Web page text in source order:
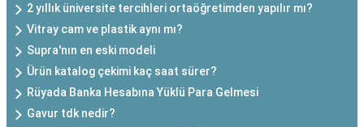
2 yıllık üniversite tercihleri ortaöğretimden yapılır mı?
Vitray cam ve plastik aynı mı?
Supra'nın en eski modeli
Ürün katalog çekimi kaç saat sürer?
Rüyada Banka Hesabına Yüklü Para Gelmesi
Gavur tdk nedir?